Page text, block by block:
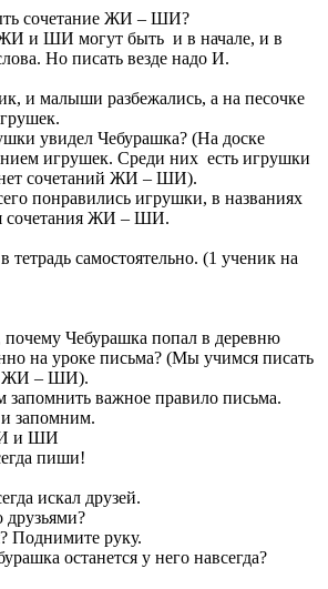
сочетание ЖИ – ШИ?
и ШИ могут быть и в начале, и в
Но писать везде надо И.
и малыши разбежались, а на песочке
увидел Чебурашка? (На доске
игрушек. Среди них есть игрушки
сочетаний ЖИ – ШИ).
понравились игрушки, в названиях
сочетания ЖИ – ШИ.
тетрадь самостоятельно. (1 ученик на
почему Чебурашка попал в деревню
на уроке письма? (Мы учимся писать
ЖИ – ШИ).
запомнить важное правило письма.
запомним.
и ШИ
пиши!
искал друзей.
друзьями?
Поднимите руку.
останется у него навсегда?